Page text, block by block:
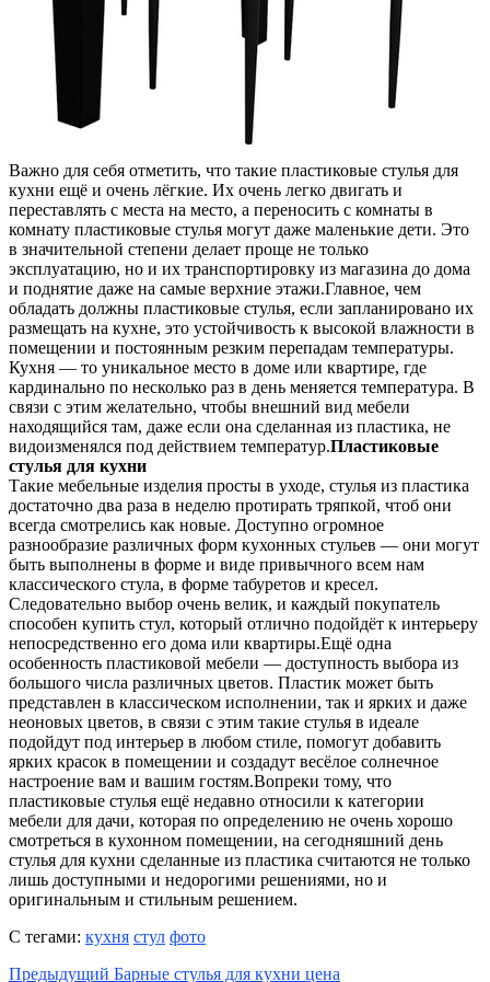
Важно для себя отметить, что такие пластиковые стулья для
кухни ещё и очень лёгкие. Их очень легко двигать и
переставлять с места на место, а переносить с комнаты в
комнату пластиковые стулья могут даже маленькие дети. Это
в значительной степени делает проще не только
эксплуатацию, но и их транспортировку из магазина до дома
и поднятие даже на самые верхние этажи.Главное, чем
обладать должны пластиковые стулья, если запланировано их
размещать на кухне, это устойчивость к высокой влажности в
помещении и постоянным резким перепадам температуры.
Кухня — то уникальное место в доме или квартире, где
кардинально по несколько раз в день меняется температура. В
связи с этим желательно, чтобы внешний вид мебели
находящийся там, даже если она сделанная из пластика, не
видоизменялся под действием температур.Пластиковые
стулья для кухни
Такие мебельные изделия просты в уходе, стулья из пластика
достаточно два раза в неделю протирать тряпкой, чтоб они
всегда смотрелись как новые. Доступно огромное
разнообразие различных форм кухонных стульев — они могут
быть выполнены в форме и виде привычного всем нам
классического стула, в форме табуретов и кресел.
Следовательно выбор очень велик, и каждый покупатель
способен купить стул, который отлично подойдёт к интерьеру
непосредственно его дома или квартиры.Ещё одна
особенность пластиковой мебели — доступность выбора из
большого числа различных цветов. Пластик может быть
представлен в классическом исполнении, так и ярких и даже
неоновых цветов, в связи с этим такие стулья в идеале
подойдут под интерьер в любом стиле, помогут добавить
ярких красок в помещении и создадут весёлое солнечное
настроение вам и вашим гостям.Вопреки тому, что
пластиковые стулья ещё недавно относили к категории
мебели для дачи, которая по определению не очень хорошо
смотреться в кухонном помещении, на сегодняшний день
стулья для кухни сделанные из пластика считаются не только
лишь доступными и недорогими решениями, но и
оригинальным и стильным решением.
С тегами: кухня стул фото
Предыдущий Барные стулья для кухни цена